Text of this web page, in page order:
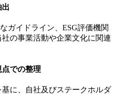
出
ガイドライン、ESG評価機関
の事業活動や企業文化に関連
での整理
基に、自社及びステークホルダ